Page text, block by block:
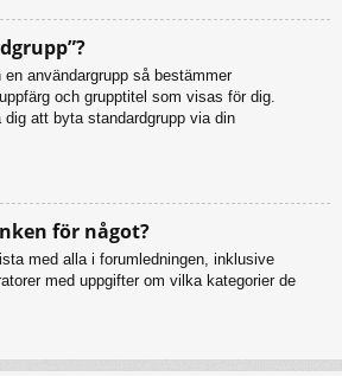
användargrupp så bestämmer
och grupptitel som visas för dig.
att byta standardgrupp via din
för något?
med alla i forumledningen, inklusive
med uppgifter om vilka kategorier de